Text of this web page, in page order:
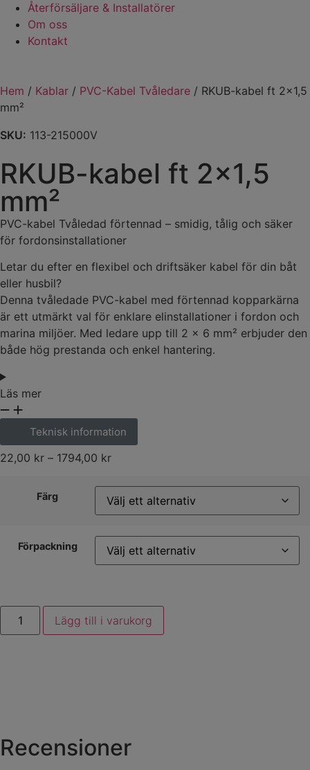
Återförsäljare & Installatörer
Om oss
Kontakt
Hem / Kablar / PVC-Kabel Tvåledare / RKUB-kabel ft 2×1,5
mm²
SKU: 113-215000V
RKUB-kabel ft 2×1,5
mm²
PVC-kabel Tvåledad förtennad – smidig, tålig och säker
för fordonsinstallationer
Letar du efter en flexibel och driftsäker kabel för din båt
eller husbil?
Denna tvåledade PVC-kabel med förtennad kopparkärna
är ett utmärkt val för enklare elinstallationer i fordon och
marina miljöer. Med ledare upp till 2 x 6 mm² erbjuder den
både hög prestanda och enkel hantering.
Läs mer
Teknisk information
22,00 kr – 1794,00 kr
Färg
Förpackning
Lägg till i varukorg
Recensioner